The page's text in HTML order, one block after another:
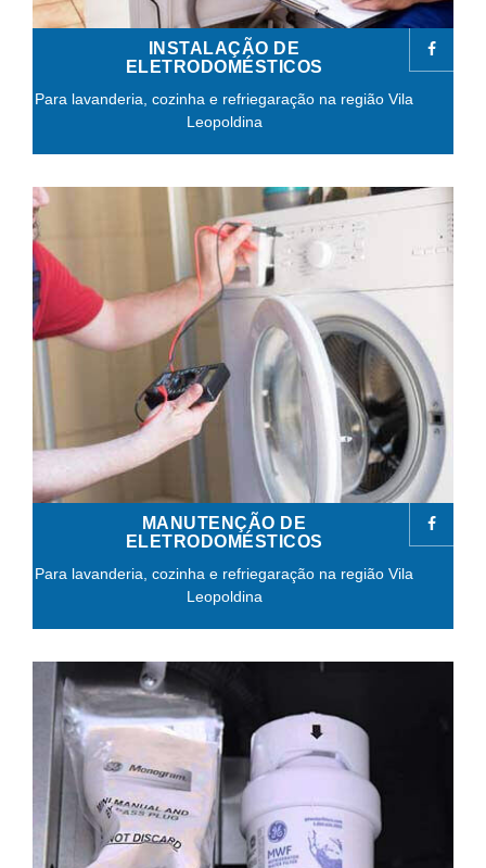
INSTALAÇÃO DE
ELETRODOMÉSTICOS
Para lavanderia, cozinha e refriegaração na região Vila
Leopoldina
MANUTENÇÃO DE
ELETRODOMÉSTICOS
Para lavanderia, cozinha e refriegaração na região Vila
Leopoldina